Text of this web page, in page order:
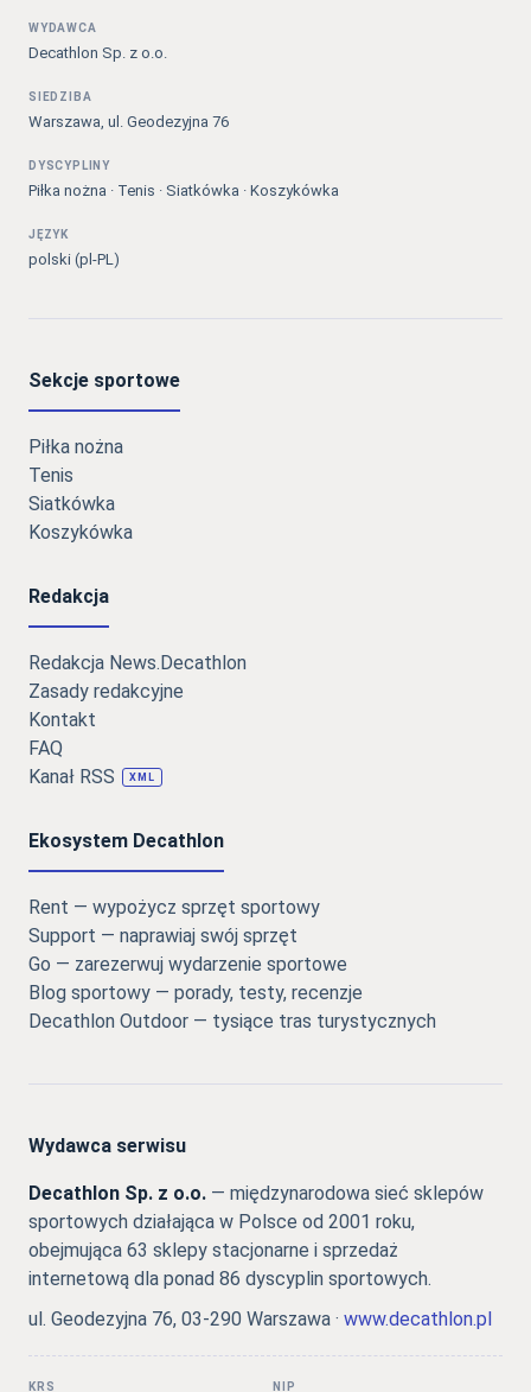
WYDAWCA
Decathlon Sp. z o.o.
SIEDZIBA
Warszawa, ul. Geodezyjna 76
DYSCYPLINY
Piłka nożna · Tenis · Siatkówka · Koszykówka
JĘZYK
polski (pl-PL)
Sekcje sportowe
Piłka nożna
Tenis
Siatkówka
Koszykówka
Redakcja
Redakcja News.Decathlon
Zasady redakcyjne
Kontakt
FAQ
Kanał RSS
XML
Ekosystem Decathlon
Rent — wypożycz sprzęt sportowy
Support — naprawiaj swój sprzęt
Go — zarezerwuj wydarzenie sportowe
Blog sportowy — porady, testy, recenzje
Decathlon Outdoor — tysiące tras turystycznych
Wydawca serwisu
Decathlon Sp. z o.o. — międzynarodowa sieć sklepów
sportowych działająca w Polsce od 2001 roku,
obejmująca 63 sklepy stacjonarne i sprzedaż
internetową dla ponad 86 dyscyplin sportowych.
ul. Geodezyjna 76, 03-290 Warszawa · www.decathlon.pl
KRS NIP